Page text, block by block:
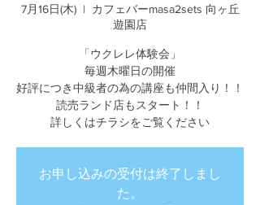
7月16日(木)
  |
カフェバーmasa2sets 向ヶ丘
遊園店
「ウクレレ体験会」
毎週木曜日の開催
好評につき中級者の為の講座も仲間入り！！
読売ランド店もスタート！！
詳しくはチラシをご覧ください
お申し込みの受付は終了しまし
た。